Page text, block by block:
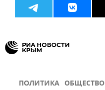
ПОЛИТИКА ОБЩЕСТВО